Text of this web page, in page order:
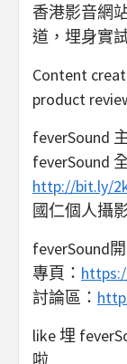
香港影音網
道，埋身實
Content
product
feverSound
feverSound
http://bit.ly/
國仁個人攝
feverSound
專頁：
討論區：
like 埋